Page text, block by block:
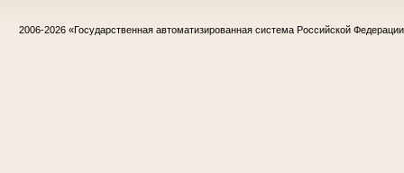
2006-2026 «Государственная автоматизированная система Российской